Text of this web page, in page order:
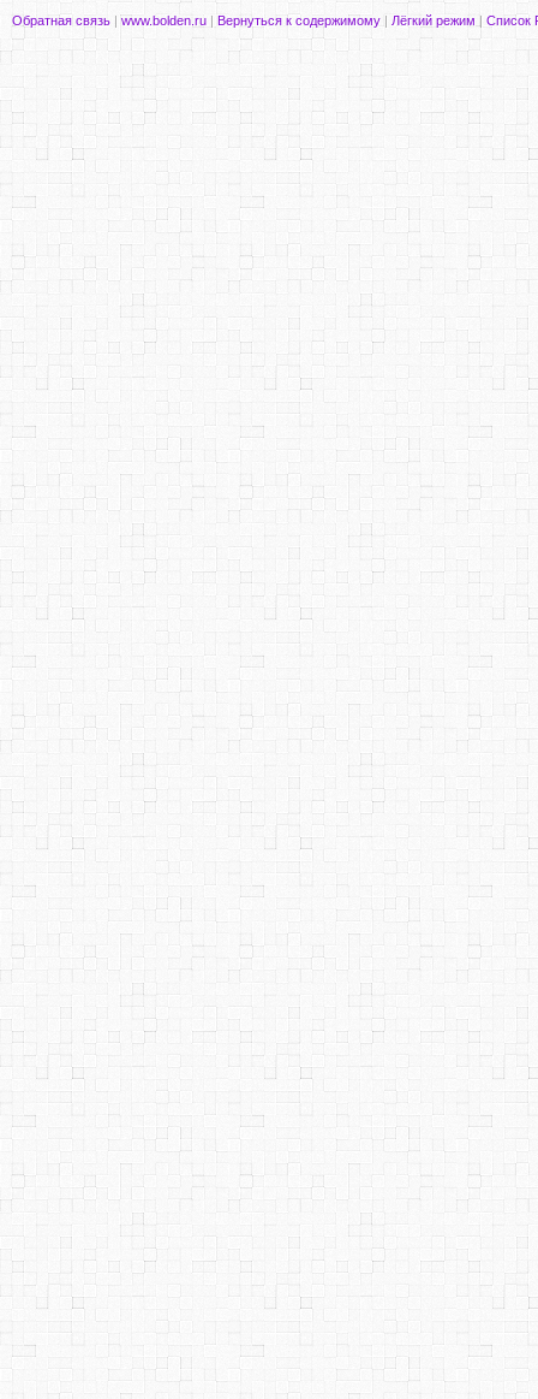
Обратная связь | www.bolden.ru | Вернуться к содержимому | Лёгкий режим | Список